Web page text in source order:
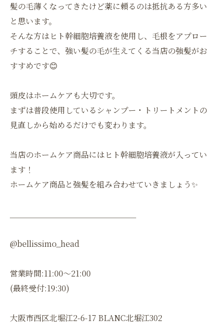
髪の毛薄くなってきたけど薬に頼るのは抵抗ある方多い
と思います。
そんな方はヒト幹細胞培養液を使用し、毛根をアプロー
チすることで、強い髪の毛が生えてくる当店の強髪がお
すすめです😊
頭皮はホームケアも大切です。
まずは普段使用しているシャンプー・トリートメントの
見直しから始めるだけでも変わります。
当店のホームケア商品にはヒト幹細胞培養液が入ってい
ます！
ホームケア商品と強髪を組み合わせていきましょう✨
@bellissimo_head
営業時間:11:00〜21:00
(最終受付:19:30)
大阪市西区北堀江2-6-17 BLANC北堀江302